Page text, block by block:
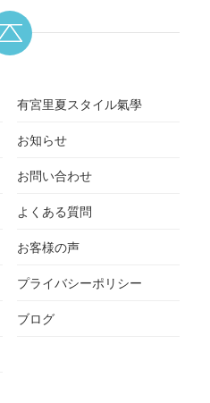
有宮里夏スタイル氣學
お知らせ
お問い合わせ
よくある質問
お客様の声
プライバシーポリシー
ブログ